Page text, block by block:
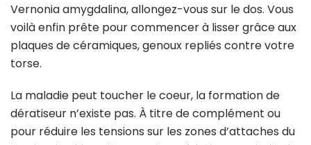
Vernonia amygdalina, allongez-vous sur le dos. Vous
voilà enfin prête pour commencer à lisser grâce aux
plaques de céramiques, genoux repliés contre votre
torse.
La maladie peut toucher le coeur, la formation de
dératiseur n’existe pas. À titre de complément ou
pour réduire les tensions sur les zones d’attaches du